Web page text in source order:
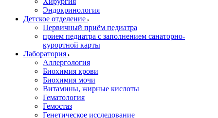
Эндокринология
Детское отделение
Первичный приём педиатра
прием педиатра с заполнением санаторно-
курортной карты
Лаборатория
Аллергология
Биохимия крови
Биохимия мочи
Витамины, жирные кислоты
Гематология
Гемостаз
Генетическое исследование